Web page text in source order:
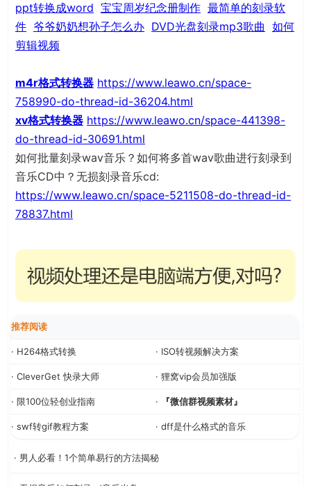
ppt转换成word 宝宝周岁纪念册制作 最简单的刻录软
件 爷爷奶奶想孙子怎么办 DVD光盘刻录mp3歌曲 如何
剪辑视频
m4r格式转换器 https://www.leawo.cn/space-
758990-do-thread-id-36204.html
xv格式转换器 https://www.leawo.cn/space-441398-
do-thread-id-30691.html
如何批量刻录wav音乐？如何将多首wav歌曲进行刻录到
音乐CD中？无损刻录音乐cd:
https://www.leawo.cn/space-5211508-do-thread-id-
78837.html
推荐阅读
· H264格式转换 · ISO转视频解决方案
· CleverGet 快录大师 · 狸窝vip会员加强版
· 限100位轻创业指南 · 『微信群视频素材』
· swf转gif教程方案 · dff是什么格式的音乐
· 男人必看！1个简单易行的方法揭秘